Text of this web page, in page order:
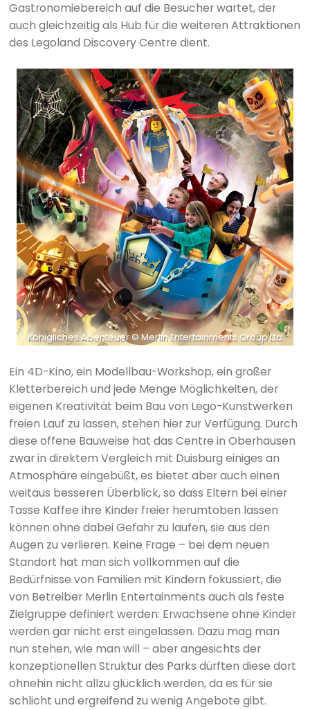
Gastronomiebereich auf die Besucher wartet, der
auch gleichzeitig als Hub für die weiteren Attraktionen
des Legoland Discovery Centre dient.
Königliches Abenteuer © Merlin Entertainments Group Ltd
Ein 4D-Kino, ein Modellbau-Workshop, ein großer
Kletterbereich und jede Menge Möglichkeiten, der
eigenen Kreativität beim Bau von Lego-Kunstwerken
freien Lauf zu lassen, stehen hier zur Verfügung. Durch
diese offene Bauweise hat das Centre in Oberhausen
zwar in direktem Vergleich mit Duisburg einiges an
Atmosphäre eingebüßt, es bietet aber auch einen
weitaus besseren Überblick, so dass Eltern bei einer
Tasse Kaffee ihre Kinder freier herumtoben lassen
können ohne dabei Gefahr zu laufen, sie aus den
Augen zu verlieren. Keine Frage – bei dem neuen
Standort hat man sich vollkommen auf die
Bedürfnisse von Familien mit Kindern fokussiert, die
von Betreiber Merlin Entertainments auch als feste
Zielgruppe definiert werden: Erwachsene ohne Kinder
werden gar nicht erst eingelassen. Dazu mag man
nun stehen, wie man will – aber angesichts der
konzeptionellen Struktur des Parks dürften diese dort
ohnehin nicht allzu glücklich werden, da es für sie
schlicht und ergreifend zu wenig Angebote gibt.